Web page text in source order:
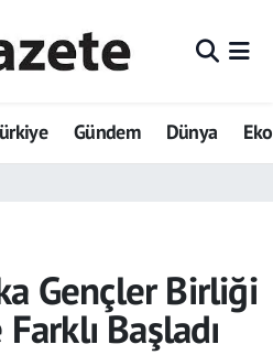
Gündem Dünya
Gençler Birliği
Başladı